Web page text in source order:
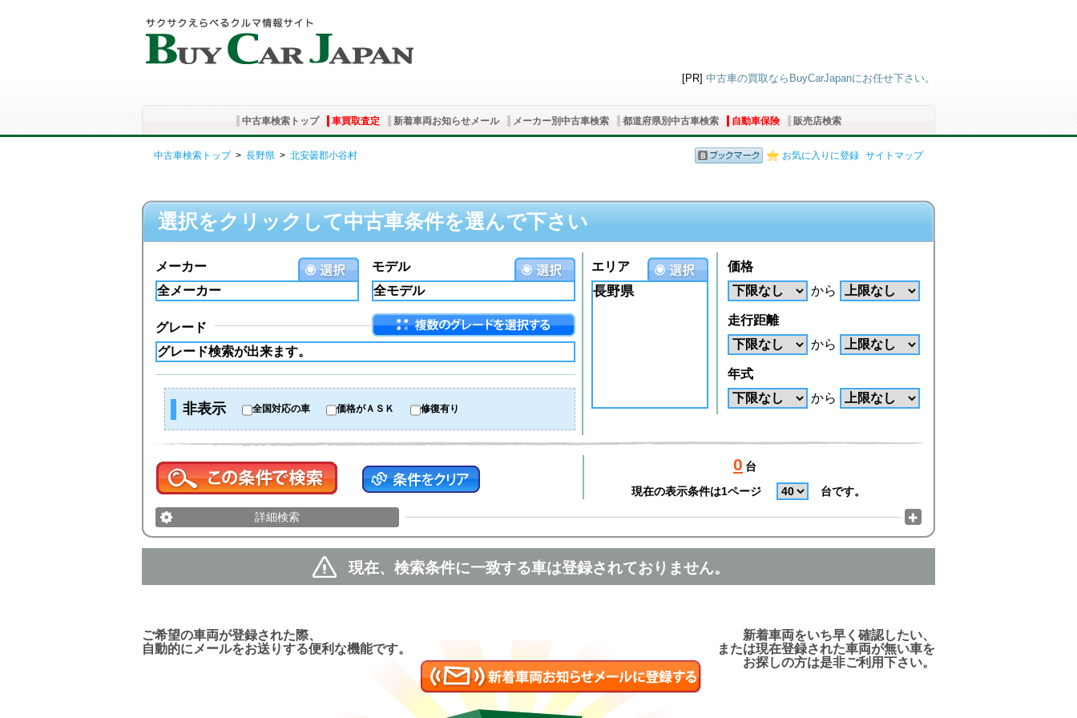
[PR] 中古車の買取ならBuyCarJapanにお任せ下さい。
中古車検索トップ 車買取査定 新着車両お知らせメール メーカー別中古車検索 都道府県別中古車検索 自動車保険 販売店検索
お気に入りに登録 サイトマップ
中古車検索トップ> 長野県 > 北安曇郡小谷村
選択をクリックして中古車条件を選んで下さい
モデル
メーカー
グレード
非表示 全国対応の車 価格がＡＳＫ 修復有り
エリア
長野県
価格
から
走行距離
から
年式
から
0 台
現在の表示条件は1ページ
台です。
詳細検索
現在、検索条件に一致する車は登録されておりません。
新着車両をいち早く確認したい、
または現在登録された車両が無い車を
お探しの方は是非ご利用下さい。
ご希望の車両が登録された際、
自動的にメールをお送りする便利な機能です。